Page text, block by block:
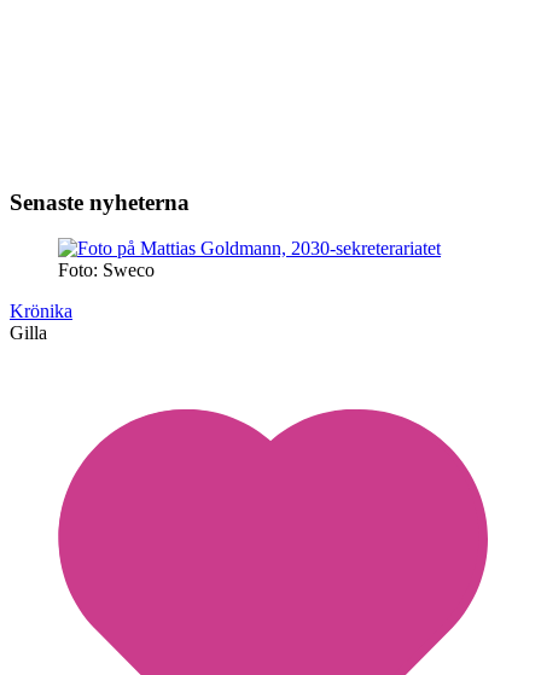
Senaste nyheterna
Foto: Sweco
Krönika
Gilla